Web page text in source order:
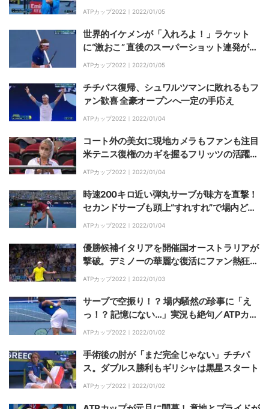
ATPカップ2022｜ 2022/01/05
世界的イケメンが「入れろよ！」ラケット
に“激おこ” 直後のスーパーショット連発が
「おまじない効果」と話題
ATPカップ2022｜ 2022/01/05
チチパス復帰、シュワルツマンに敗れるもフ
ァン歓喜 全豪オープンへ一定の手応え
ATPカップ2022｜ 2022/01/04
コート外の美女に現地カメラもファンも注目
米テニス復権のカギを握るフリッツの活躍を
支える女性に脚光／ATPカップ
ATPカップ2022｜ 2022/01/04
時速200キロ近い弾丸サーブが味方を直撃！
セカンドサーブも頭上“すれすれ”で場内どよ
めき／ATPカップ
ATPカップ2022｜ 2022/01/04
優勝候補イタリアを開催国オーストラリアが
撃破。デミノーの華麗な復活にファン熱狂／
ATPカップ
ATPカップ2022｜ 2022/01/03
サーブで空振り！？ 場内騒然の珍事に「え
っ！？ 記憶にない…」実況も絶句／ATPカッ
プ
ATPカップ2022｜ 2022/01/02
手術後の肘が「まだ完全じゃない」チチパ
ス。ダブルス勝利もギリシャは黒星スタート
ATPカップ2022｜ 2022/01/02